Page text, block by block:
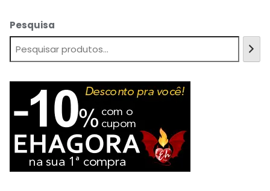
Pesquisa